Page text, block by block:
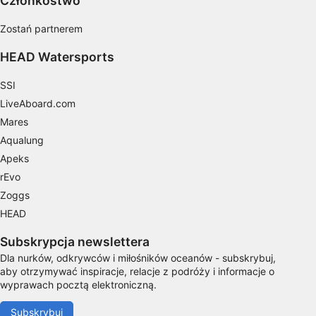
Zostań partnerem
HEAD Watersports
SSI
LiveAboard.com
Mares
Aqualung
Apeks
rEvo
Zoggs
HEAD
Subskrypcja newslettera
Dla nurków, odkrywców i miłośników oceanów - subskrybuj,
aby otrzymywać inspiracje, relacje z podróży i informacje o
wyprawach pocztą elektroniczną.
Subskrybuj
geolokalizacyjnych
Identyfikowanie urządzeń na podstawie
Wydajność (Performance)